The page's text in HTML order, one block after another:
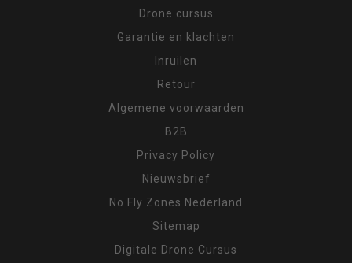
Drone cursus
Garantie en klachten
Inruilen
Retour
Algemene voorwaarden
B2B
Privacy Policy
Nieuwsbrief
No Fly Zones Nederland
Sitemap
Digitale Drone Cursus